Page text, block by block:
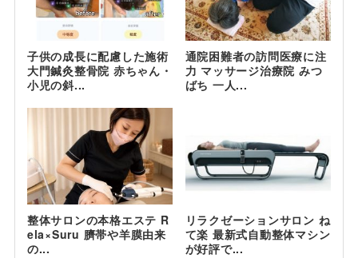
子供の成長に配慮した施術
大門鍼灸整骨院 赤ちゃん・
小児の斜...
通院困難者の訪問医療に注
力 マッサージ治療院 みつ
ばち 一人...
整体サロンの本格エステ R
ela×Suru 臍帯や羊膜由来
の...
リラクゼーションサロン ね
て楽 最新式自動整体マシン
が好評で...